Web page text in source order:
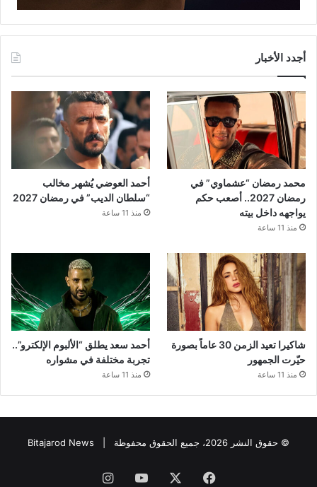
أجدد الأخبار
محمد رمضان “عشماوي” في
رمضان 2027.. أصعب حكم
يواجهه داخل بيته
منذ 11 ساعة
أحمد العوضي يُشهر مخالب
“سلطان الديب” في رمضان 2027
منذ 11 ساعة
شاكيرا تعيد الزمن 30 عاماً بصورة
حيّرت الجمهور
منذ 11 ساعة
أحمد سعد يطلق “الألبوم الإلكترو”..
تجربة مختلفة في مشواره
منذ 11 ساعة
© حقوق النشر 2026، جميع الحقوق محفوظة | Bitajarod News
فيسبوك ‫YouTubeانستقرام